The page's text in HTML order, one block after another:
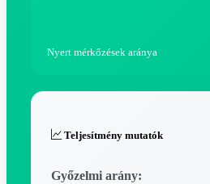
Nyert mérkőzések aránya
Teljesítmény mutatók
Győzelmi arány: